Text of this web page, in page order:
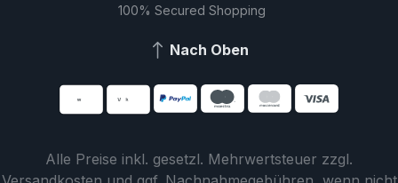
100% Secured Shopping
Nach Oben
Alle Preise inkl. gesetzl. Mehrwertsteuer zzgl.